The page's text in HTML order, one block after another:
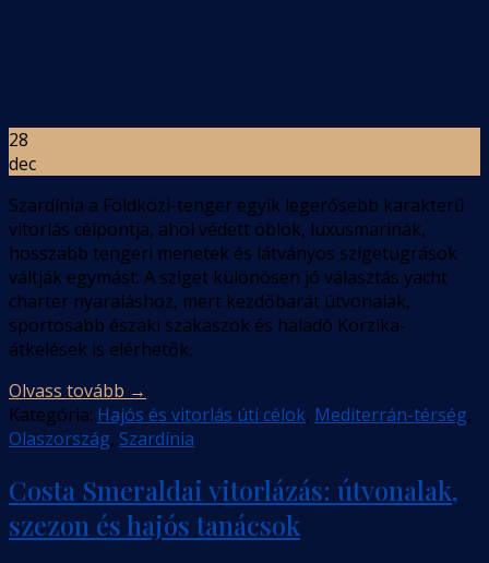
28
dec
Szardínia a Földközi-tenger egyik legerősebb karakterű
vitorlás célpontja, ahol védett öblök, luxusmarinák,
hosszabb tengeri menetek és látványos szigetugrások
váltják egymást. A sziget különösen jó választás yacht
charter nyaraláshoz, mert kezdőbarát útvonalak,
sportosabb északi szakaszok és haladó Korzika-
átkelések is elérhetők.
Olvass tovább →
Kategória: Hajós és vitorlás úti célok, Mediterrán-térség,
Olaszország, Szardínia
Costa Smeraldai vitorlázás: útvonalak,
szezon és hajós tanácsok